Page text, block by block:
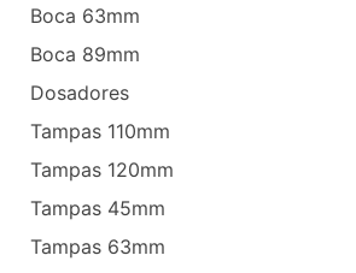
Boca 63mm
Boca 89mm
Dosadores
Tampas 110mm
Tampas 120mm
Tampas 45mm
Tampas 63mm